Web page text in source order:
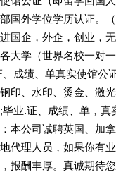
国外学位学历认证。
国企，外企，创业，
大学（世界名校一对
成绩、单真实使馆公
印、水印、烫金、激
业.证、成绩、单，真
本公司诚聘英国、加
代理人员，如果你有
报酬丰厚。真诚期待